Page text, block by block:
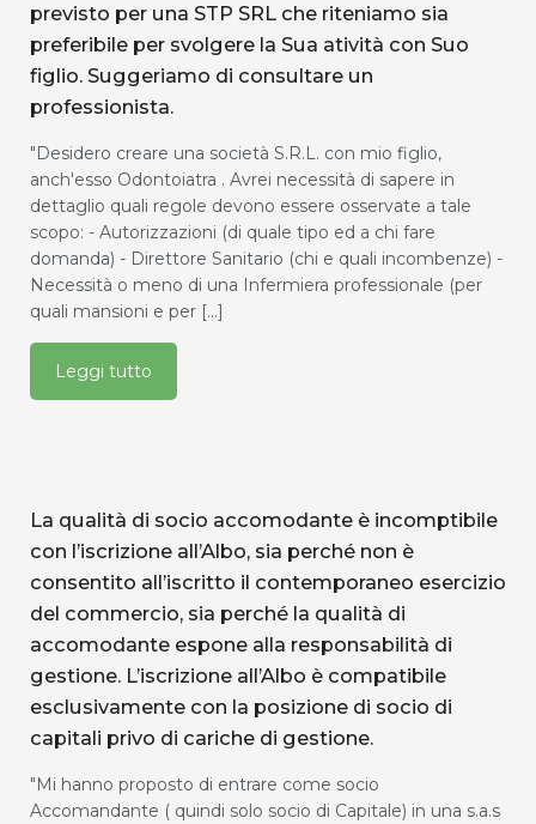
previsto per una STP SRL che riteniamo sia
preferibile per svolgere la Sua atività con Suo
figlio. Suggeriamo di consultare un
professionista.
"Desidero creare una società S.R.L. con mio figlio,
anch'esso Odontoiatra . Avrei necessità di sapere in
dettaglio quali regole devono essere osservate a tale
scopo: - Autorizzazioni (di quale tipo ed a chi fare
domanda) - Direttore Sanitario (chi e quali incombenze) -
Necessità o meno di una Infermiera professionale (per
quali mansioni e per [...]
Leggi tutto
La qualità di socio accomodante è incomptibile
con l’iscrizione all’Albo, sia perché non è
consentito all’iscritto il contemporaneo esercizio
del commercio, sia perché la qualità di
accomodante espone alla responsabilità di
gestione. L’iscrizione all’Albo è compatibile
esclusivamente con la posizione di socio di
capitali privo di cariche di gestione.
"Mi hanno proposto di entrare come socio
Accomandante ( quindi solo socio di Capitale) in una s.a.s